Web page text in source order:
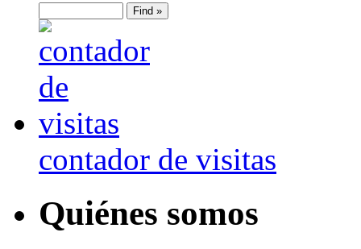
contador de visitas
Quiénes somos